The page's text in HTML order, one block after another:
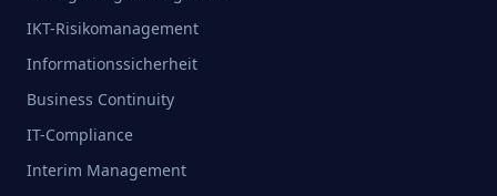
IKT-Risikomanagement
Informationssicherheit
Business Continuity
IT-Compliance
Interim Management